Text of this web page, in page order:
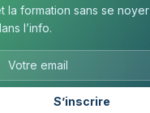
la formation sans se noyer
l’info.
S’inscrire